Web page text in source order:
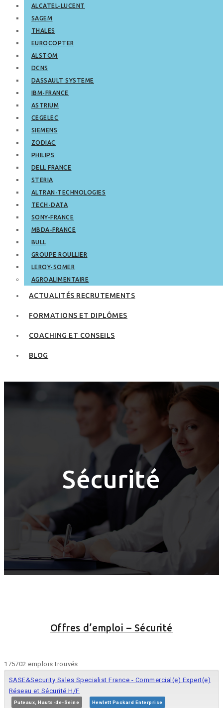
ALCATEL-LUCENT
SAGEM
THALES
EUROCOPTER
ALSTOM
DCNS
DASSAULT SYSTEME
IBM-FRANCE
ASTRIUM
CEGELEC
SIEMENS
ZODIAC
PHILIPS
DELL FRANCE
STERIA
ALTRAN-TECHNOLOGIES
TECH-DATA
SONY-FRANCE
MBDA-FRANCE
BULL
GROUPE ROULLIER
LEROY-SOMER
AGROALIMENTAIRE
ACTUALITÉS RECRUTEMENTS
FORMATIONS ET DIPLÔMES
COACHING ET CONSEILS
BLOG
Sécurité
Offres d’emploi – Sécurité
175702 emplois trouvés
SASE&Security Sales Specialist France - Commercial(e) Expert(e)
Réseau et Sécurité H/F
Puteaux, Hauts-de-Seine Hewlett Packard Enterprise